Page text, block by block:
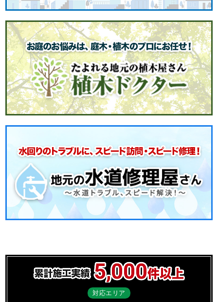
対応エリア